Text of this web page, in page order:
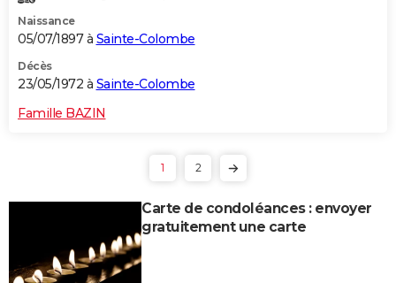
Naissance
05/07/1897 à Sainte-Colombe
Décès
23/05/1972 à Sainte-Colombe
Famille BAZIN
1 2
Carte de condoléances : envoyer
gratuitement une carte